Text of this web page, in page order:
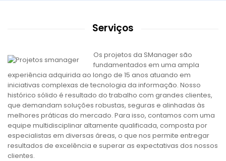
Serviços
Os projetos da SManager são
fundamentados em uma ampla
experiência adquirida ao longo de 15 anos atuando em
iniciativas complexas de tecnologia da informação. Nosso
histórico sólido é resultado do trabalho com grandes clientes,
que demandam soluções robustas, seguras e alinhadas às
melhores práticas do mercado. Para isso, contamos com uma
equipe multidisciplinar altamente qualificada, composta por
especialistas em diversas áreas, o que nos permite entregar
resultados de excelência e superar as expectativas dos nossos
clientes.